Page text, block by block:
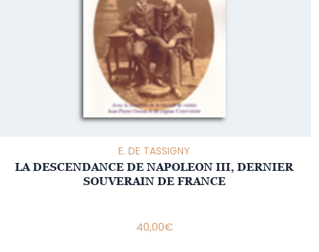
E. DE TASSIGNY
LA DESCENDANCE DE NAPOLEON III, DERNIER
SOUVERAIN DE FRANCE
40,00€